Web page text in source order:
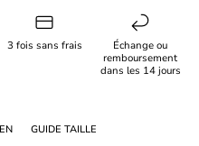
3 fois sans frais
Échange ou
remboursement
dans les 14 jours
GUIDE TAILLE